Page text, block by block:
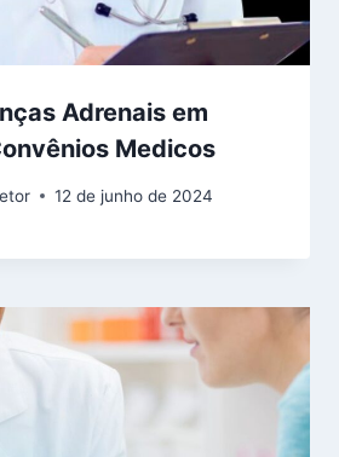
Adrenais em
Medicos
12 de junho de 2024